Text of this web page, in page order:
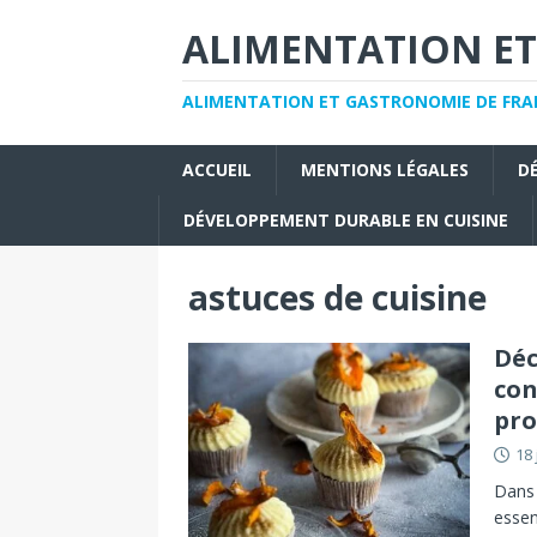
ALIMENTATION ET
ALIMENTATION ET GASTRONOMIE DE
ACCUEIL MENTIONS LÉGALES
DÉVELOPPEMENT DURABLE EN CUISINE
astuces de cuisine